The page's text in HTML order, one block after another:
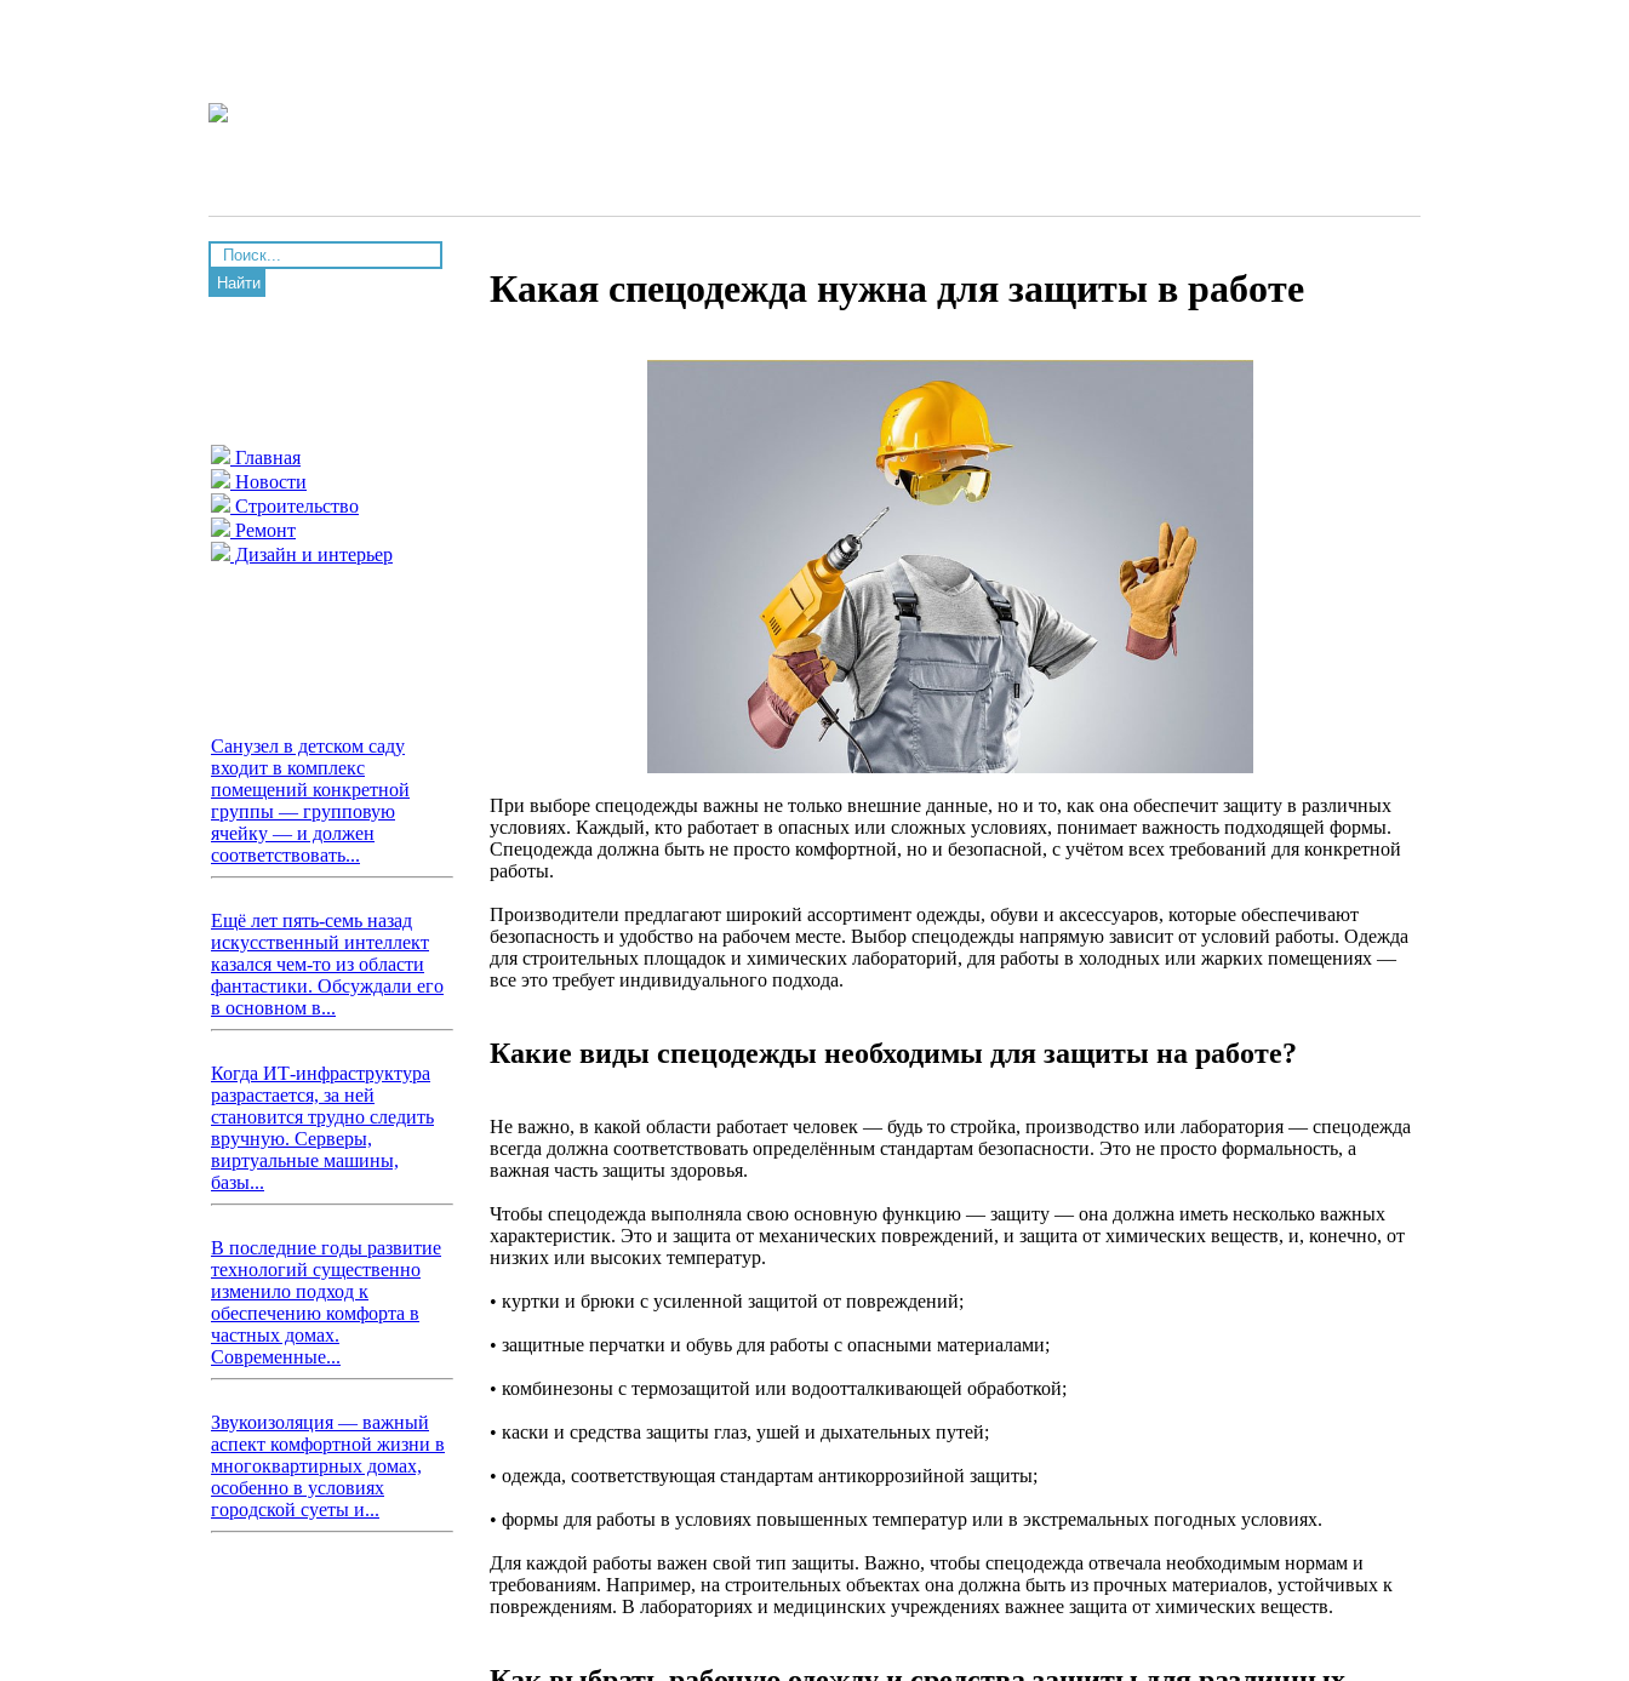
Найти
Главная
Новости
Строительство
Ремонт
Дизайн и интерьер
Санузел в детском саду
входит в комплекс
помещений конкретной
группы — групповую
ячейку — и должен
соответствовать...
Ещё лет пять-семь назад
искусственный интеллект
казался чем-то из области
фантастики. Обсуждали его
в основном в...
Когда ИТ-инфраструктура
разрастается, за ней
становится трудно следить
вручную. Серверы,
виртуальные машины,
базы...
В последние годы развитие
технологий существенно
изменило подход к
обеспечению комфорта в
частных домах.
Современные...
Звукоизоляция — важный
аспект комфортной жизни в
многоквартирных домах,
особенно в условиях
городской суеты и...
Какая спецодежда нужна для защиты в работе
При выборе спецодежды важны не только внешние данные, но и то, как она обеспечит защиту в различных
условиях. Каждый, кто работает в опасных или сложных условиях, понимает важность подходящей формы.
Спецодежда должна быть не просто комфортной, но и безопасной, с учётом всех требований для конкретной
работы.
Производители предлагают широкий ассортимент одежды, обуви и аксессуаров, которые обеспечивают
безопасность и удобство на рабочем месте. Выбор спецодежды напрямую зависит от условий работы. Одежда
для строительных площадок и химических лабораторий, для работы в холодных или жарких помещениях —
все это требует индивидуального подхода.
Какие виды спецодежды необходимы для защиты на работе?
Не важно, в какой области работает человек — будь то стройка, производство или лаборатория — спецодежда
всегда должна соответствовать определённым стандартам безопасности. Это не просто формальность, а
важная часть защиты здоровья.
Чтобы спецодежда выполняла свою основную функцию — защиту — она должна иметь несколько важных
характеристик. Это и защита от механических повреждений, и защита от химических веществ, и, конечно, от
низких или высоких температур.
• куртки и брюки с усиленной защитой от повреждений;
• защитные перчатки и обувь для работы с опасными материалами;
• комбинезоны с термозащитой или водоотталкивающей обработкой;
• каски и средства защиты глаз, ушей и дыхательных путей;
• одежда, соответствующая стандартам антикоррозийной защиты;
• формы для работы в условиях повышенных температур или в экстремальных погодных условиях.
Для каждой работы важен свой тип защиты. Важно, чтобы спецодежда отвечала необходимым нормам и
требованиям. Например, на строительных объектах она должна быть из прочных материалов, устойчивых к
повреждениям. В лабораториях и медицинских учреждениях важнее защита от химических веществ.